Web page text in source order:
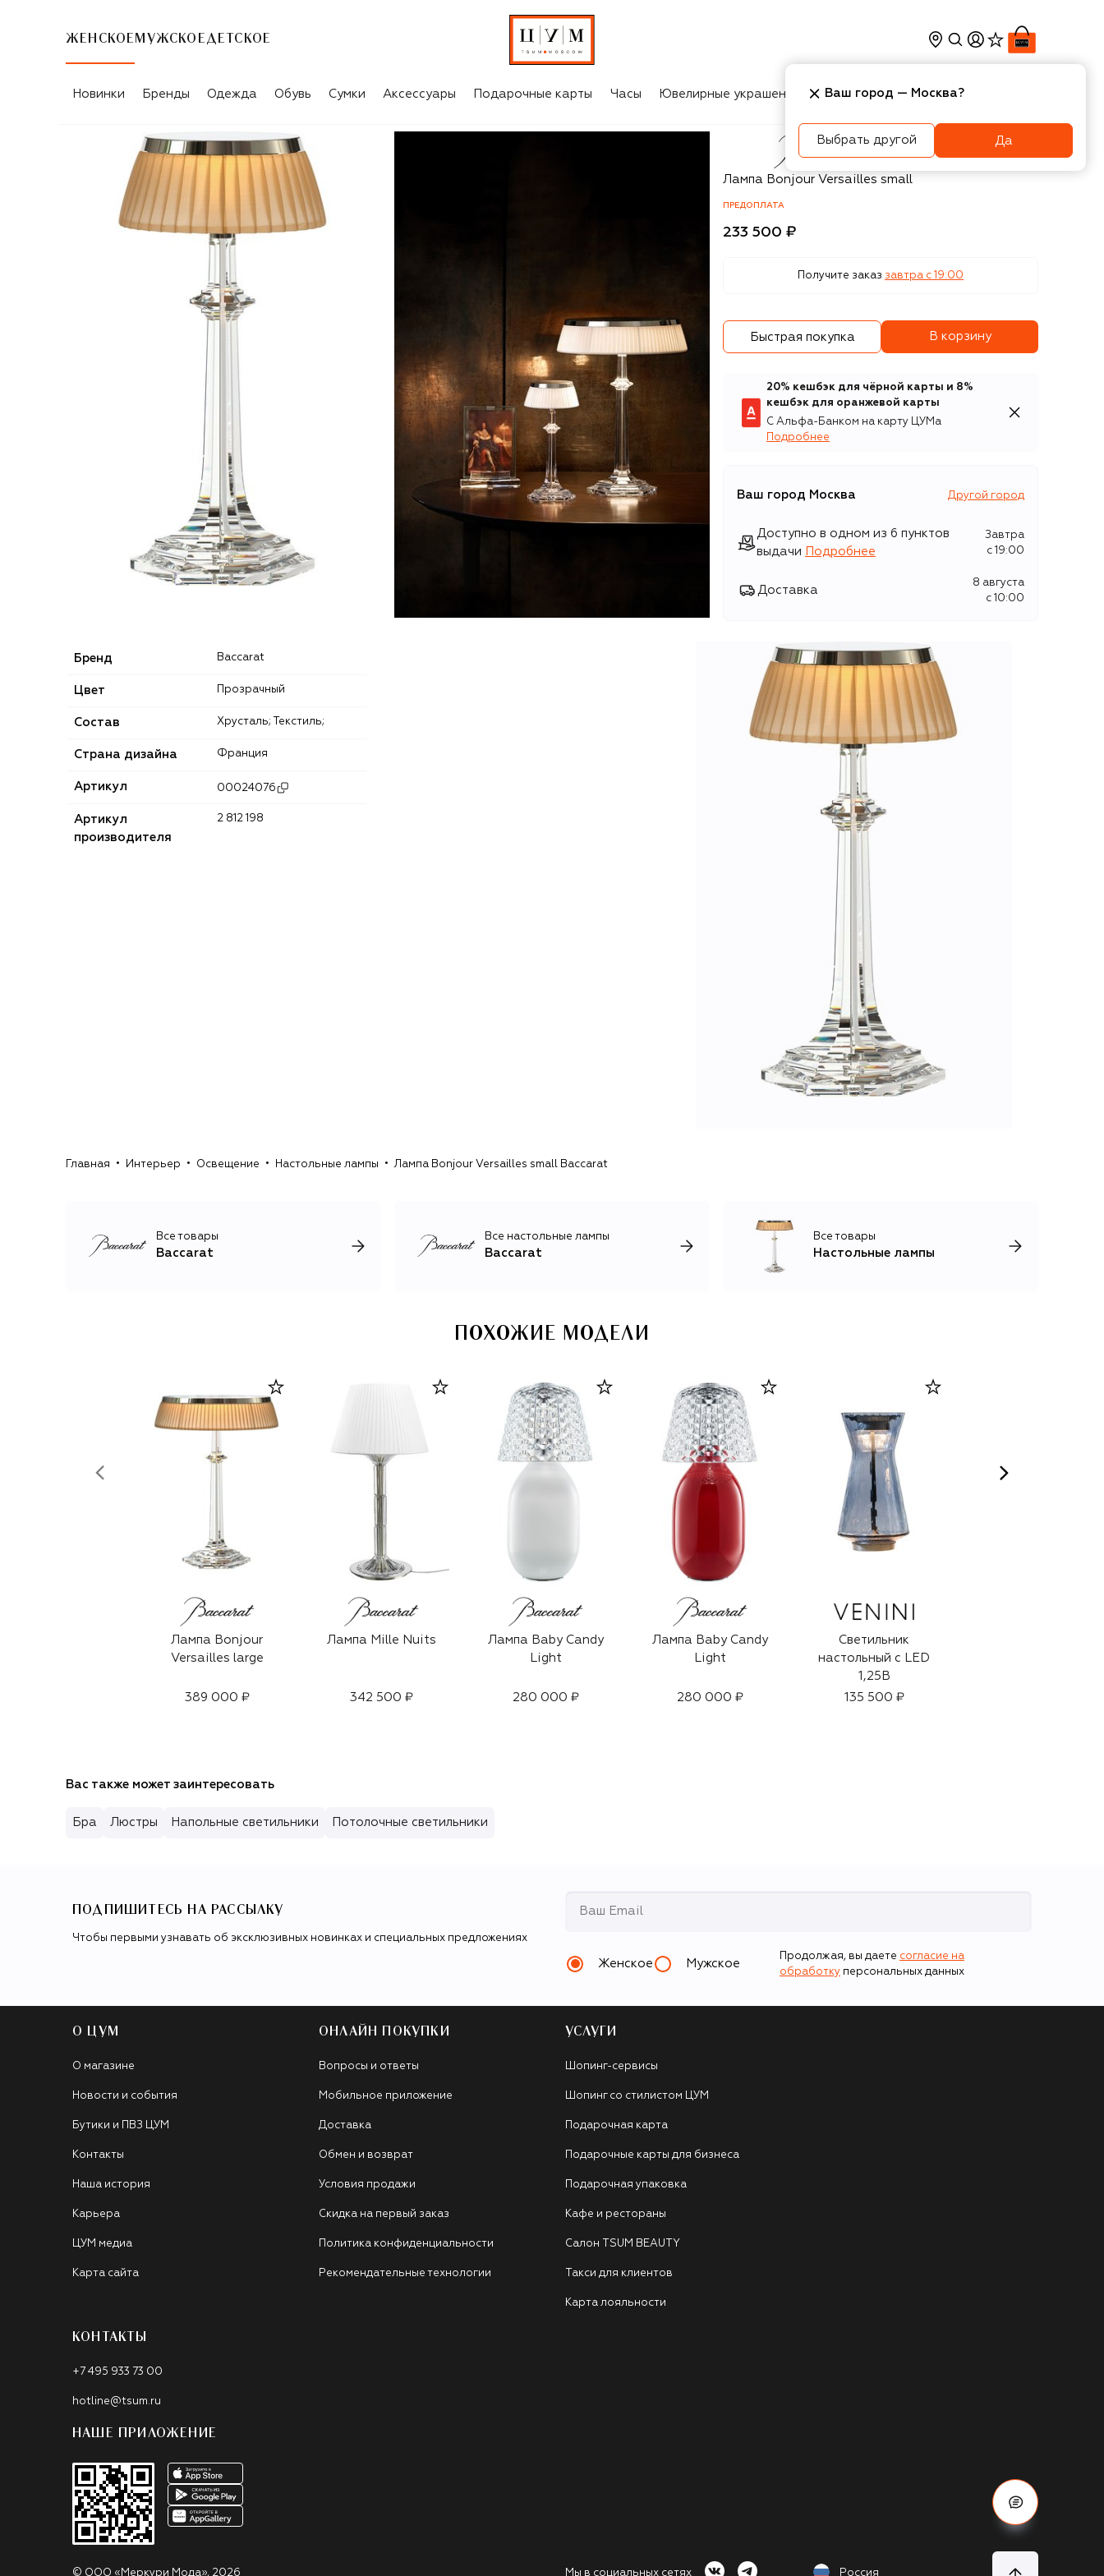
ЖЕНСКОЕ МУЖСКОЕ ДЕТСКОЕ
Новинки Бренды Одежда Обувь Сумки Аксессуары Подарочные карты Часы Ювелирные украшения Косметика Интерьер
Baccarat
Лампа Bonjour Versailles small
ПРЕДОПЛАТА
233 500 ₽
Получите заказ завтра c 19:00
Быстрая покупка В корзину
20% кешбэк для чёрной карты и 8%
кешбэк для оранжевой карты
С Альфа-Банком на карту ЦУМа
Подробнее
Ваш город Москва Другой город
Доступно в одном из 6 пунктов
выдачи
Подробнее
Завтра
c 19:00
Доставка
8 августа
c 10:00
Бренд Baccarat
Цвет Прозрачный
Состав Хрусталь; Текстиль;
Страна дизайна Франция
Артикул 00024076
Артикул
производителя
2 812 198
Главная Интерьер Освещение Настольные лампы Лампа Bonjour Versailles small Baccarat
Все товары
Baccarat
Все настольные лампы
Baccarat
Все товары
Настольные лампы
ПОХОЖИЕ МОДЕЛИ
Лампа Bonjour
Versailles large
389 000 ₽
Лампа Mille Nuits
342 500 ₽
Лампа Baby Candy
Light
280 000 ₽
Лампа Baby Candy
Light
280 000 ₽
Светильник
настольный с LED
1,25В
135 500 ₽
Вас также может заинтересовать
Бра Люстры Напольные светильники Потолочные светильники
ПОДПИШИТЕСЬ НА РАССЫЛКУ
Чтобы первыми узнавать об эксклюзивных новинках и специальных предложениях
Женское Мужское
Продолжая, вы даете согласие на
обработку персональных данных
О ЦУМ
О магазине
Новости и события
Бутики и ПВЗ ЦУМ
Контакты
Наша история
Карьера
ЦУМ медиа
Карта сайта
ОНЛАЙН ПОКУПКИ
Вопросы и ответы
Мобильное приложение
Доставка
Обмен и возврат
Условия продажи
Скидка на первый заказ
Политика конфиденциальности
Рекомендательные технологии
УСЛУГИ
Шопинг-сервисы
Шопинг со стилистом ЦУМ
Подарочная карта
Подарочные карты для бизнеса
Подарочная упаковка
Кафе и рестораны
Салон TSUM BEAUTY
Такси для клиентов
Карта лояльности
КОНТАКТЫ
+7 495 933 73 00
hotline@tsum.ru
НАШЕ ПРИЛОЖЕНИЕ
© ООО «Меркури Мода», 2026 Мы в социальных сетях Россия
Ваш город — Москва?
Выбрать другой Да